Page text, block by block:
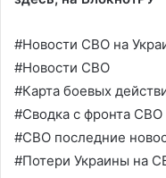
#Новости СВО на
#Новости СВО
#Карта боевых
#Сводка с фронта
#СВО последние
#Потери Украины на